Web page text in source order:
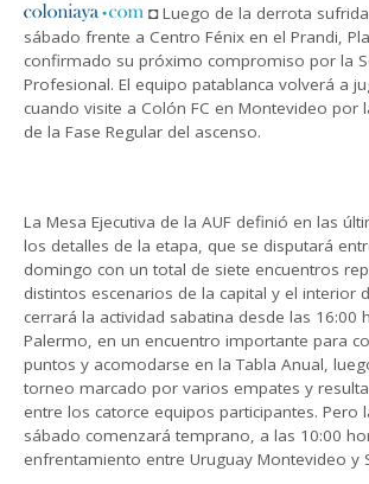
◘ Luego de la derrota
sábado frente a Centro Fénix en el Prandi,
confirmado su próximo compromiso por la
Profesional. El equipo patablanca volverá a
cuando visite a Colón FC en Montevideo por
de la Fase Regular del ascenso.
La Mesa Ejecutiva de la AUF definió en las
los detalles de la etapa, que se disputará
domingo con un total de siete encuentros
distintos escenarios de la capital y el interior
cerrará la actividad sabatina desde las 16:00
Palermo, en un encuentro importante para
puntos y acomodarse en la Tabla Anual,
torneo marcado por varios empates y
entre los catorce equipos participantes. Pero
sábado comenzará temprano, a las 10:00
enfrentamiento entre Uruguay Montevideo y